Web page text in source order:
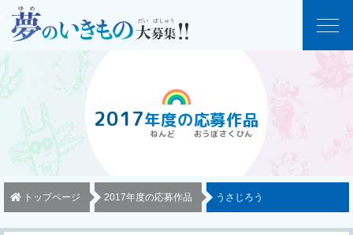
2017年度の応募作品
トップページ 2017年度の応募作品 うさじろう